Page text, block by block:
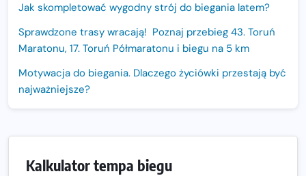
Jak skompletować wygodny strój do biegania latem?
Sprawdzone trasy wracają! Poznaj przebieg 43. Toruń
Maratonu, 17. Toruń Półmaratonu i biegu na 5 km
Motywacja do biegania. Dlaczego życiówki przestają być
najważniejsze?
Sprawdzony przebieg i profil stworzony do szybkiego
Kalkulator tempa biegu